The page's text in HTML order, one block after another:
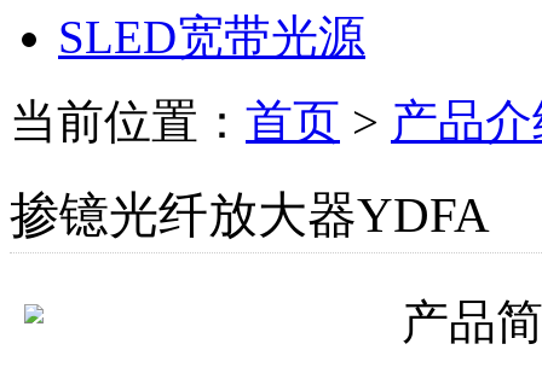
SLED宽带光源
当前位置： 首页 > 产品
掺镱光纤放大器YDFA
产品